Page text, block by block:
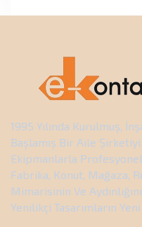
1995 Yılında Kurulmuş,
Başlamış Bir Aile
Ekipmanlarla
Fabrika, Konut, Mağaza,
Mimarisinin Ve
Yenilikçi Tasarımların